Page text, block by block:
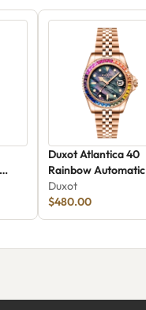
Duxot Atlantica 40
Rainbow Automatic
DX-2077-22
Duxot
$480.00